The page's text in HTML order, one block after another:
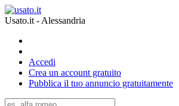
Usato.it - Alessandria
Accedi
Crea un account gratuito
Pubblica il tuo annuncio gratuitamente